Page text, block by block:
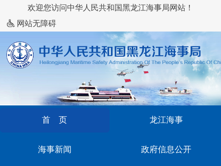
欢迎您访问中华人民共和国黑龙江海事局网站！
网站无障碍
首 页 龙江海事
海事新闻 政府信息公开